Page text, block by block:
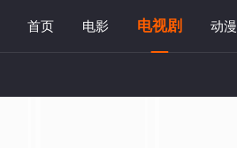
首页 电影 电视剧 动漫